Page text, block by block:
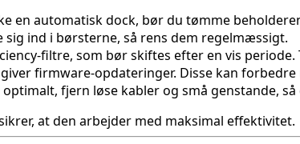
en automatisk dock, bør du tømme
sig ind i børsterne, så rens dem regelmæssigt.
filtre, som bør skiftes efter en vis
firmware-opdateringer. Disse kan
fjern løse kabler og små genstande,
at den arbejder med maksimal effektivitet.